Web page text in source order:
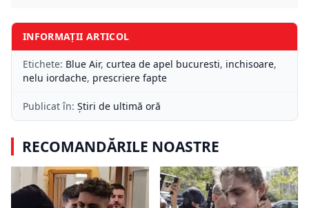
INFORMAȚII ARTICOL
Etichete: Blue Air, curtea de apel bucuresti, inchisoare,
nelu iordache, prescriere fapte
Publicat în: Știri de ultimă oră
RECOMANDĂRILE NOASTRE